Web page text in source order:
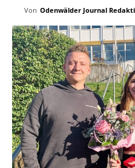
Von Odenwälder Journal